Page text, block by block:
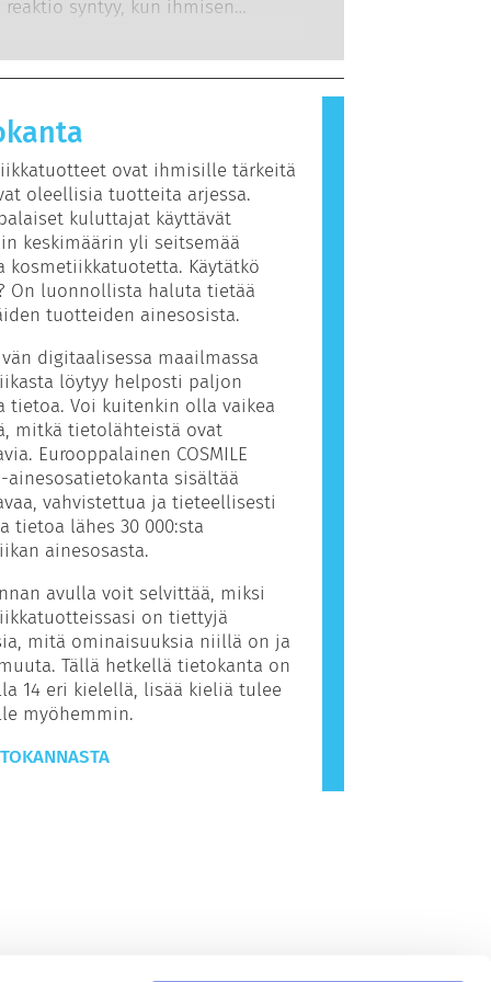
otetaan huomioon kaikki
riskit, myös mahdollisesti
syntyy, kun ihmisen
reagoi aineisiin, jotka
ihmisille vaarattomia.
aiheuttavaa ainetta
Kosmetiikka- ja
hygienian tuotteet saattavat
Tämä ei kuitenkaan
muiden olisi turvallista käyttää
ovat ihmisille tärkeitä
oleellisia tuotteita arjessa.
kuluttajat käyttävät
keskimäärin yli seitsemää
kosmetiikkatuotetta. Käytätkö
On luonnollista haluta tietää
tuotteiden ainesosista.
digitaalisessa maailmassa
löytyy helposti paljon
tietoa. Voi kuitenkin olla vaikea
mitkä tietolähteistä ovat
Eurooppalainen COSMILE
-ainesosatietokanta sisältää
vahvistettua ja tieteellisesti
tietoa lähes 30 000:sta
ainesosasta.
avulla voit selvittää, miksi
on tiettyjä
mitä ominaisuuksia niillä on ja
Tällä hetkellä tietokanta on
14 eri kielellä, lisää kieliä tulee
myöhemmin.